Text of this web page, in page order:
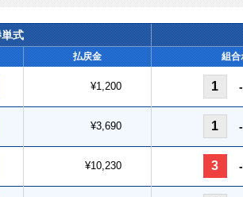
式
払戻金 組合
¥1,200 1 -
¥3,690 1 -
¥10,230 3 -